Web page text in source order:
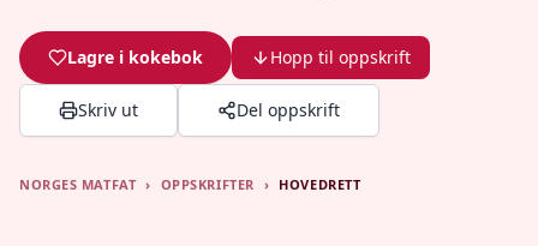
Lagre i kokebok Hopp til oppskrift
Skriv ut Del oppskrift
NORGES MATFAT › OPPSKRIFTER › HOVEDRETT